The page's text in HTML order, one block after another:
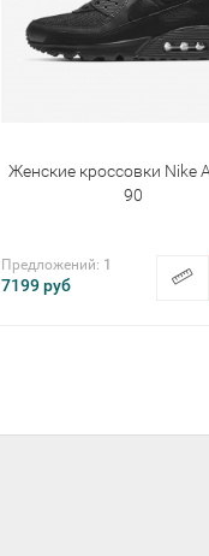
Женские кроссовки Nike
90
Предложений: 1
7199руб